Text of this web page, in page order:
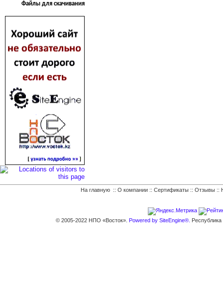
Файлы для скачивания
На главную :: О компании :: Сертификаты :: Отзывы ::
© 2005-2022 НПО «Восток». Powered by SiteEngine®.